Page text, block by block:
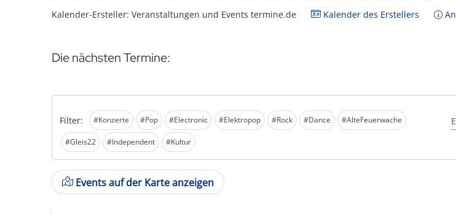
Kalender-Ersteller: Veranstaltungen und Events termine.de
Kalender des Erstellers
Die nächsten Termine:
Filter: #Konzerte #Pop #Electronic #Elektropop #Rock #Dance #AlteFeuerwache
#Gleis22 #Independent #Kultur
Events auf der Karte anzeigen